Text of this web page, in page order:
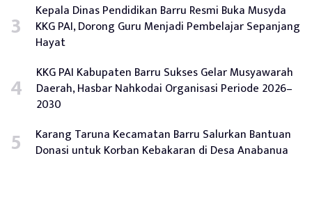
Kepala Dinas Pendidikan Barru Resmi Buka Musyda
KKG PAI, Dorong Guru Menjadi Pembelajar Sepanjang
Hayat
KKG PAI Kabupaten Barru Sukses Gelar Musyawarah
Daerah, Hasbar Nahkodai Organisasi Periode 2026–
2030
Karang Taruna Kecamatan Barru Salurkan Bantuan
Donasi untuk Korban Kebakaran di Desa Anabanua